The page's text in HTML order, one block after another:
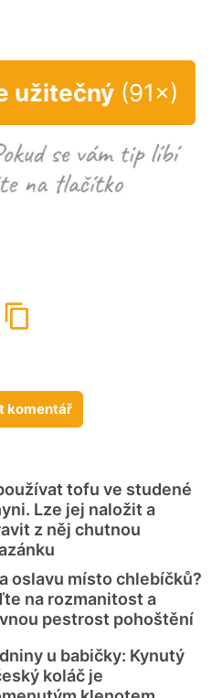
užitečný (91×)
komentář
tofu ve studené
Lze jej naložit a
z něj chutnou
oslavu místo chlebíčků?
na rozmanitost a
pestrost pohoštění
u babičky: Kynutý
koláč je